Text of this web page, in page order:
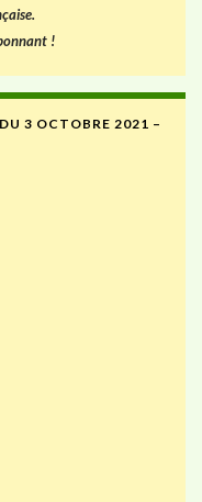
!
3 OCTOBRE 2021 –